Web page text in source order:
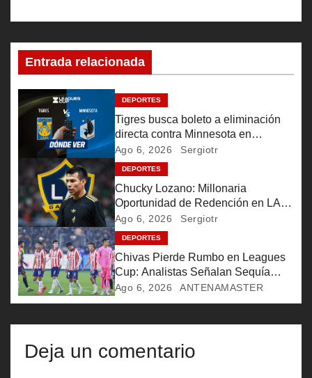
ó
n
e
e
n
t
r
a
d
Entrada relacionada
DEPORTES
Tigres busca boleto a eliminación
directa contra Minnesota en
Leagues Cup
Ago 6, 2026 Sergiotr
DEPORTES
Chucky Lozano: Millonaria
Oportunidad de Redención en LA
Galaxy
Ago 6, 2026 Sergiotr
DEPORTES
Chivas Pierde Rumbo en Leagues
Cup: Analistas Señalan Sequía
Goleadora Alarmante
Ago 6, 2026 ANTENAMASTER
Deja un comentario